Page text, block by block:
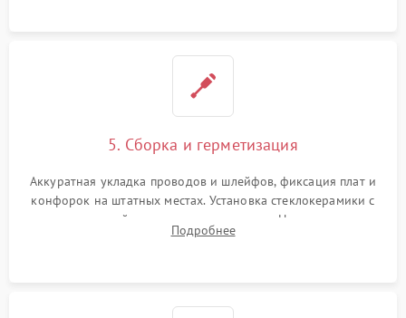
5. Сборка и герметизация
Аккуратная укладка проводов и шлейфов, фиксация плат и
конфорок на штатных местах. Установка стеклокерамики с
проверкой равномерности зазоров. Нанесение
термостойкого герметика или укладка уплотнительной
Подробнее